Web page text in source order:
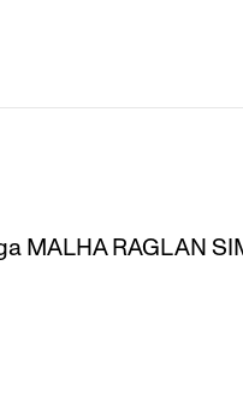
MALHA RAGLAN